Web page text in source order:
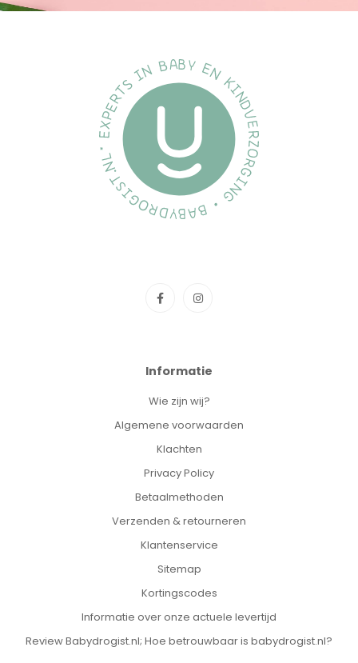
Informatie
Wie zijn wij?
Algemene voorwaarden
Klachten
Privacy Policy
Betaalmethoden
Verzenden & retourneren
Klantenservice
Sitemap
Kortingscodes
Informatie over onze actuele levertijd
Review Babydrogist.nl; Hoe betrouwbaar is babydrogist.nl?